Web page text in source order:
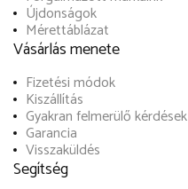
Újdonságok
Mérettáblázat
Vásárlás menete
Fizetési módok
Kiszállítás
Gyakran felmerülő kérdések
Garancia
Visszaküldés
Segítség